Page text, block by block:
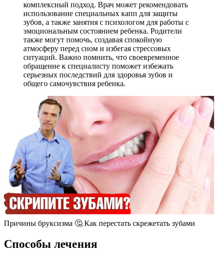
комплексный подход. Врач может рекомендовать
использование специальных капп для защиты
зубов, а также занятия с психологом для работы с
эмоциональным состоянием ребенка. Родители
также могут помочь, создавая спокойную
атмосферу перед сном и избегая стрессовых
ситуаций. Важно помнить, что своевременное
обращение к специалисту поможет избежать
серьезных последствий для здоровья зубов и
общего самочувствия ребенка.
Причины бруксизма 🤔 Как перестать скрежетать зубами
Способы лечения